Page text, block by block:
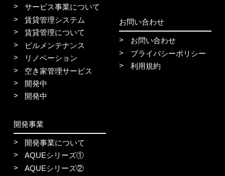
サービス事業について
賃貸管理システム
賃貸管理について
ビルメンテナンス
リノベーション
空き家管理サービス
開発中
開発中
開発事業
開発事業について
AQUEシリーズ①
AQUEシリーズ②
お問い合わせ
お問い合わせ
プライバシーポリシー
利用規約